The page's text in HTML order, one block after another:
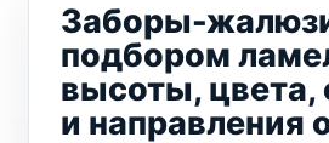
Заборы-
подбором
высоты, цвета,
и направления